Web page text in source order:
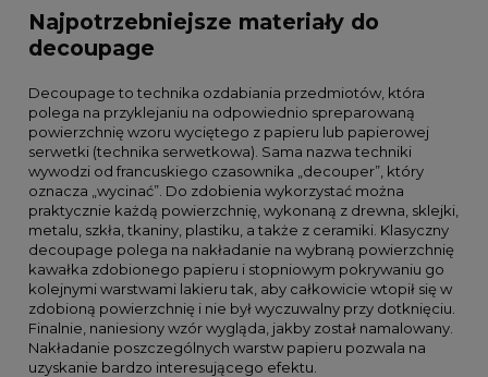
Najpotrzebniejsze materiały do
decoupage
Decoupage to technika ozdabiania przedmiotów, która
polega na przyklejaniu na odpowiednio spreparowaną
powierzchnię wzoru wyciętego z papieru lub papierowej
serwetki (technika serwetkowa). Sama nazwa techniki
wywodzi od francuskiego czasownika „decouper”, który
oznacza „wycinać”. Do zdobienia wykorzystać można
praktycznie każdą powierzchnię, wykonaną z drewna, sklejki,
metalu, szkła, tkaniny, plastiku, a także z ceramiki. Klasyczny
decoupage polega na nakładanie na wybraną powierzchnię
kawałka zdobionego papieru i stopniowym pokrywaniu go
kolejnymi warstwami lakieru tak, aby całkowicie wtopił się w
zdobioną powierzchnię i nie był wyczuwalny przy dotknięciu.
Finalnie, naniesiony wzór wygląda, jakby został namalowany.
Nakładanie poszczególnych warstw papieru pozwala na
uzyskanie bardzo interesującego efektu.